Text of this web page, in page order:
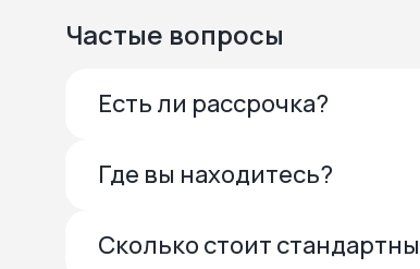
Частые вопросы
Есть ли рассрочка?
Где вы находитесь?
Сколько стоит